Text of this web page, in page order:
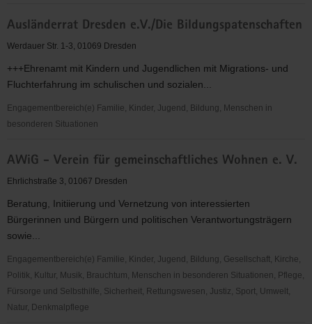
Dresden
e.
Ausländerrat Dresden e.V./Die Bildungspatenschaften
Werdauer Str. 1-3, 01069 Dresden
+++Ehrenamt mit Kindern und Jugendlichen mit Migrations- und
Fluchterfahrung im schulischen und sozialen...
Engagementbereich(e) Familie, Kinder, Jugend, Bildung, Menschen in
besonderen Situationen
Dresden
e.V./Die
AWiG - Verein für gemeinschaftliches Wohnen e. V.
Ehrlichstraße 3, 01067 Dresden
Beratung, Initiierung und Vernetzung von interessierten
Bürgerinnen und Bürgern und politischen Verantwortungsträgern
sowie...
Engagementbereich(e) Familie, Kinder, Jugend, Bildung, Gesellschaft, Kirche,
Politik, Kultur, Musik, Brauchtum, Menschen in besonderen Situationen, Pflege,
Fürsorge und Selbsthilfe, Sicherheit, Rettungswesen, Justiz, Sport, Umwelt,
Natur, Denkmalpflege